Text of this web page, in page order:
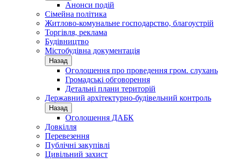
Анонси подій
Сімейна політика
Житлово-комунальне господарство, благоустрій
Торгівля, реклама
Будівництво
Містобудівна документація
Назад
Оголошення про проведення гром. слухань
Громадські обговорення
Детальні плани територій
Державний архітектурно-будівельний контроль
Назад
Оголошення ДАБК
Довкілля
Перевезення
Публічні закупівлі
Цивільний захист